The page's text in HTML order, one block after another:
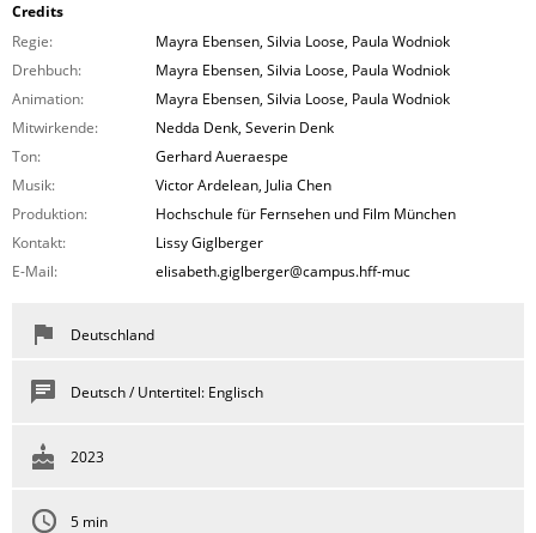
Credits
Regie:
Mayra Ebensen, Silvia Loose, Paula Wodniok
Drehbuch:
Mayra Ebensen, Silvia Loose, Paula Wodniok
Animation:
Mayra Ebensen, Silvia Loose, Paula Wodniok
Mitwirkende:
Nedda Denk, Severin Denk
Ton:
Gerhard Aueraespe
Musik:
Victor Ardelean, Julia Chen
Produktion:
Hochschule für Fernsehen und Film München
Kontakt:
Lissy Giglberger
E-Mail:
elisabeth.giglberger@campus.hff-muc
Deutschland
Deutsch / Untertitel: Englisch
2023
5 min